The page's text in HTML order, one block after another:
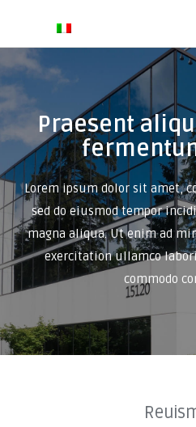
Praesent
Lorem ipsum dolor sit amet,
sed do eiusmod tempor
magna aliqua. Ut enim ad
exercitation ullamco
commodo